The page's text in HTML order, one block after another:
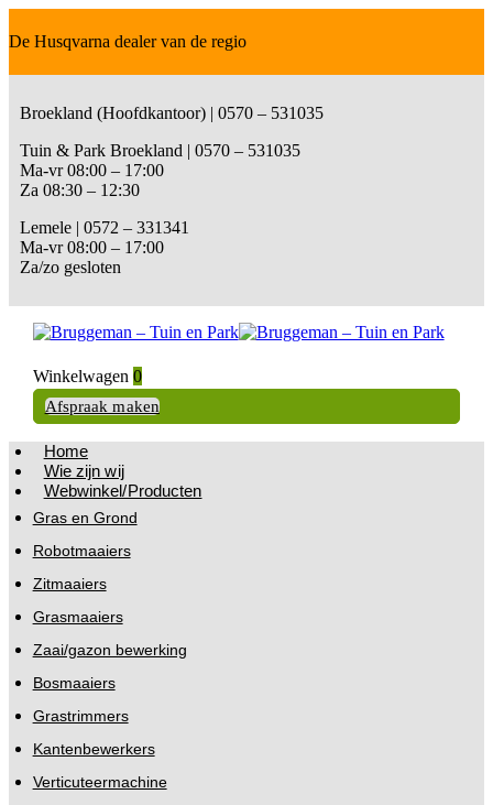
De Husqvarna dealer van de regio
Broekland (Hoofdkantoor) | 0570 – 531035
Tuin & Park Broekland | 0570 – 531035
Ma-vr 08:00 – 17:00
Za 08:30 – 12:30
Lemele | 0572 – 331341
Ma-vr 08:00 – 17:00
Za/zo gesloten
Winkelwagen 0
Afspraak maken
Home
Wie zijn wij
Webwinkel/Producten
Gras en Grond
Robotmaaiers
Zitmaaiers
Grasmaaiers
Zaai/gazon bewerking
Bosmaaiers
Grastrimmers
Kantenbewerkers
Verticuteermachine